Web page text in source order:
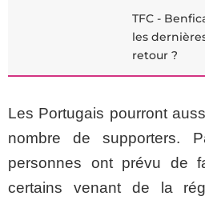
TFC -
les
retour ?
Les Portugais pourront
nombre de supporters.
personnes ont prévu de
certains venant de la